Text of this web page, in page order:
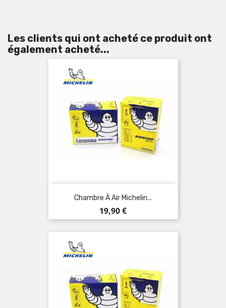
Les clients qui ont acheté ce produit ont
également acheté...
Chambre À Air Michelin...
Prix
19,90 €